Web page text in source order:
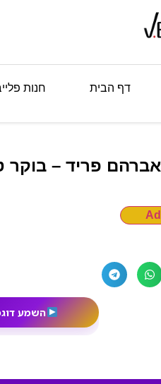
דף הבית חנות
אברהם פריד – בוקר
השמע